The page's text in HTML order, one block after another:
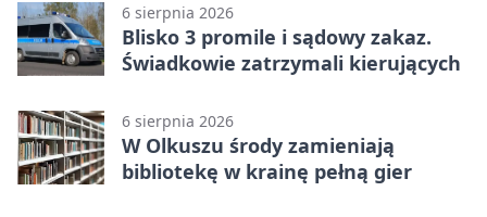
6 sierpnia 2026
Blisko 3 promile i sądowy zakaz.
Świadkowie zatrzymali kierujących
6 sierpnia 2026
W Olkuszu środy zamieniają
bibliotekę w krainę pełną gier